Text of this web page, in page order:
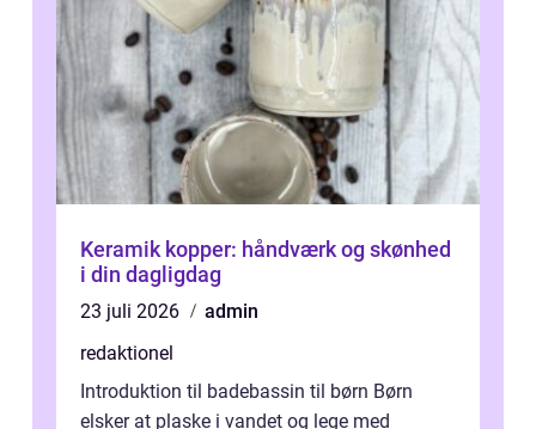
Keramik kopper: håndværk og skønhed
i din dagligdag
23 juli 2026
admin
redaktionel
Introduktion til badebassin til børn Børn
elsker at plaske i vandet og lege med